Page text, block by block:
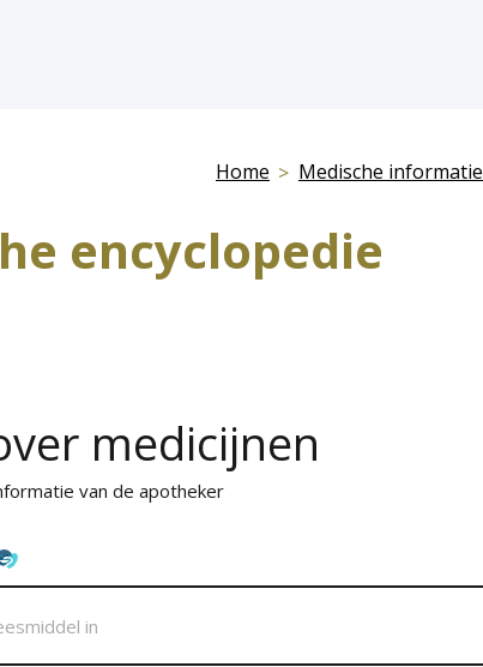
Home Medische informatie
encyclopedie
medicijnen
van de apotheker